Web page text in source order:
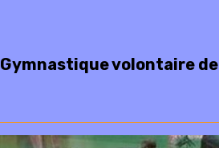
Gymnastique volontaire de